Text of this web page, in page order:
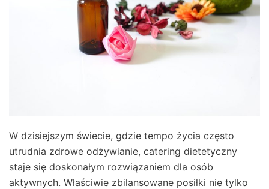
W dzisiejszym świecie, gdzie tempo życia często
utrudnia zdrowe odżywianie, catering dietetyczny
staje się doskonałym rozwiązaniem dla osób
aktywnych. Właściwie zbilansowane posiłki nie tylko